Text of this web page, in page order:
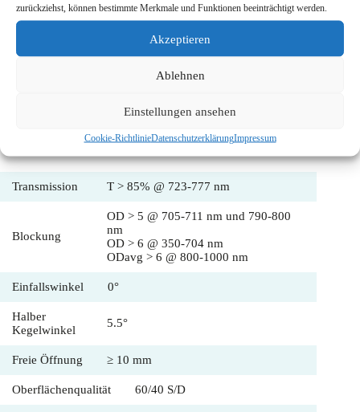
zurückziehst, können bestimmte Merkmale und Funktionen beeinträchtigt werden.
Akzeptieren
Ablehnen
Einstellungen ansehen
Cookie-RichtlinieDatenschutzerklärungImpressum
Transmission T > 85% @ 723-777 nm
Blockung
OD > 5 @ 705-711 nm und 790-800
nm
OD > 6 @ 350-704 nm
ODavg > 6 @ 800-1000 nm
Einfallswinkel 0°
Halber
Kegelwinkel
5.5°
Freie Öffnung ≥ 10 mm
Oberflächenqualität 60/40 S/D